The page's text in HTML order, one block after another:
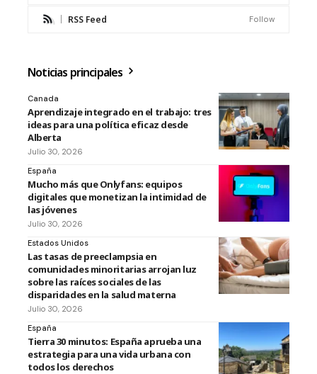
RSS Feed Follow
Noticias principales
Canada
Aprendizaje integrado en el trabajo: tres
ideas para una política eficaz desde
Alberta
Julio 30, 2026
España
Mucho más que Onlyfans: equipos
digitales que monetizan la intimidad de
las jóvenes
Julio 30, 2026
Estados Unidos
Las tasas de preeclampsia en
comunidades minoritarias arrojan luz
sobre las raíces sociales de las
disparidades en la salud materna
Julio 30, 2026
España
Tierra 30 minutos: España aprueba una
estrategia para una vida urbana con
todos los derechos